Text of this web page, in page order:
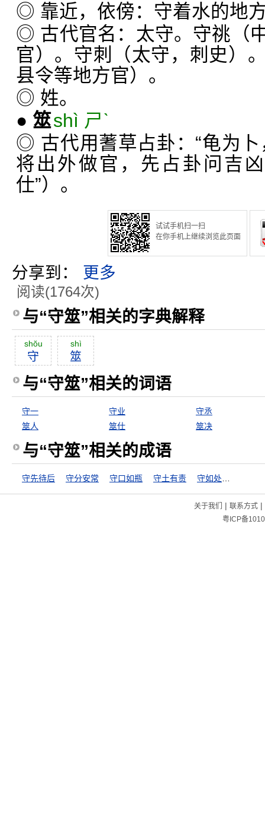
◎ 靠近，依傍：守着水的地
◎ 古代官名：太守。守祧（
官）。守刺（太守，刺史）
县令等地方官）。
◎ 姓。
● 筮shì ㄕˋ
◎ 古代用蓍草占卦：“龟为卜
将出外做官，先占卦问吉
仕”）。
试试手机扫一扫
在你手机上继续浏览此页面
分享到： 更多
阅读(1764次)
与“守筮”相关的字典解释
shŏu
守
shì
筮
与“守筮”相关的词语
守一 守业
守丞
筮人
筮仕 筮决
与“守筮”相关的成语
守先待后 守分安常 守口如瓶 守土有责
关于我们 | 联系方式|
粤ICP备